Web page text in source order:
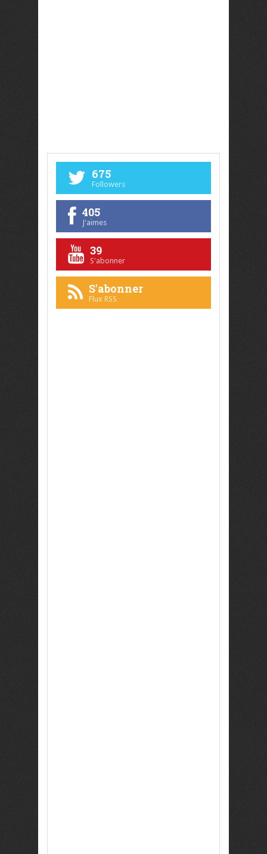
675
Followers
405
J'aimes
39
S'abonner
S'abonner
Flux RSS